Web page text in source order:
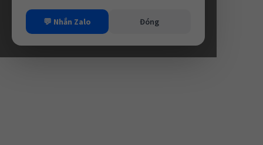
💬 Nhắn Zalo Đóng